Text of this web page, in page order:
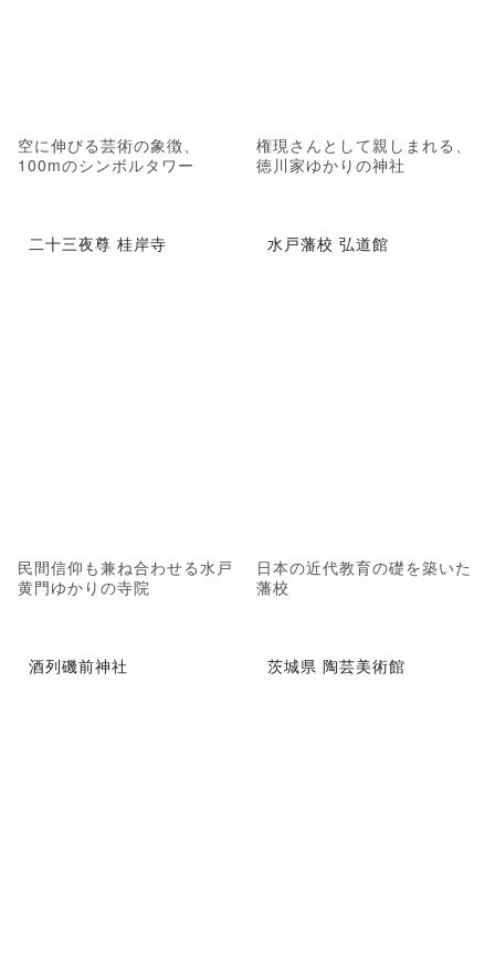
空に伸びる芸術の象徴、
100mのシンボルタワー
権現さんとして親しまれる、
徳川家ゆかりの神社
二十三夜尊 桂岸寺
民間信仰も兼ね合わせる水戸
黄門ゆかりの寺院
水戸藩校 弘道館
日本の近代教育の礎を築いた
藩校
酒列磯前神社 茨城県 陶芸美術館